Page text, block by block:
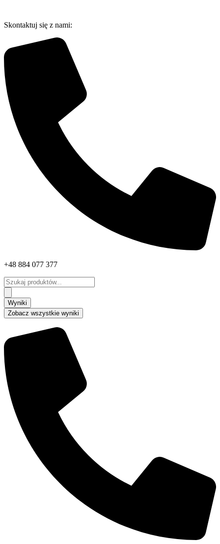
treści
Skontaktuj się z nami:
+48 884 077 377
Search
...
Wyniki
Zobacz wszystkie wyniki